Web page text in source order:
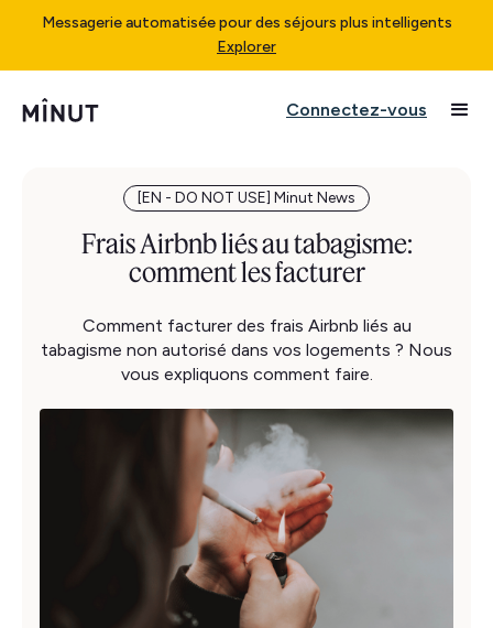
Messagerie automatisée pour des séjours plus intelligents
Explorer
Connectez-vous
[EN - DO NOT USE] Minut News
Frais Airbnb liés au tabagisme:
comment les facturer
Comment facturer des frais Airbnb liés au
tabagisme non autorisé dans vos logements ? Nous
vous expliquons comment faire.